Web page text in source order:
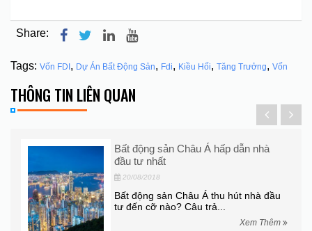
Share:
Tags: Vốn FDI, Dự Án Bất Động Sản, Fdi, Kiều Hối, Tăng Trưởng, Vốn
THÔNG TIN LIÊN QUAN
Bất động sản Châu Á hấp dẫn nhà
đầu tư nhất
20/08/2018
Bất động sản Châu Á thu hút nhà đầu
tư đến cỡ nào? Câu trả...
Xem Thêm